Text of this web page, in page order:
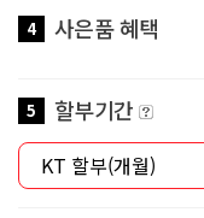
4 사은품 혜택
5 할부기간